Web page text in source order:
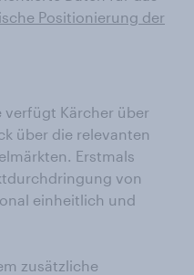
Positionierung der
verfügt Kärcher über
über die relevanten
Erstmals
von
einheitlich und
zusätzliche